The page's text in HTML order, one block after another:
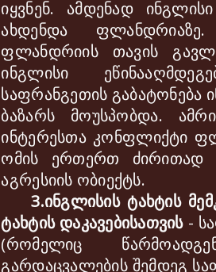
იყვნენ. ამდენად
ახდენდა
ფლანდრიის თავის
ინგლისი
საფრანგეთის გაბატონება
ბაზარს მოუსპობდა.
ინტერესთა კონფლიქტი
ომის ერთერთ ძირითად
აგრესიის ობიექტს.
3.ინგლისის ტახტის
ტახტის დაკავებისათვის-
(რომელიც
გარდაცვალების შემდეგ